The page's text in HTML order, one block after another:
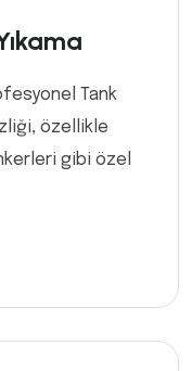
Tank
özellikle
gibi özel